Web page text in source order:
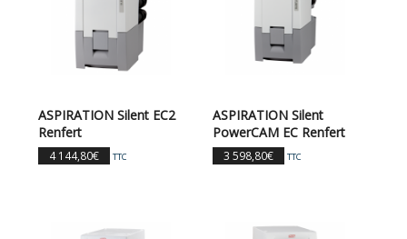
ASPIRATION Silent EC2
Renfert
4 144,80€ TTC
ASPIRATION Silent
PowerCAM EC Renfert
3 598,80€ TTC